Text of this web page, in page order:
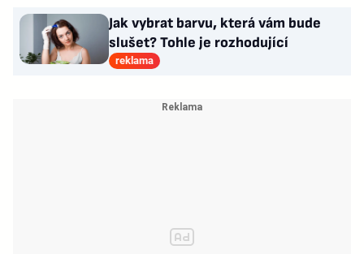
Jak vybrat barvu, která vám bude
slušet? Tohle je rozhodující
reklama